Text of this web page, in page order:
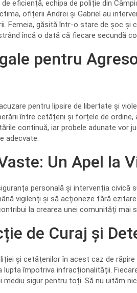
eficiență, echipa de poliție din
ofițerii Andrei și Gabriel au
Femeia, găsită într-o stare de șoc și
încă o dată că fiecare secundă
pentru
pentru lipsire de libertate și
între cetățeni și forțele de
continuă, iar probele adunate vor
adecvate.
Un Apel la
personală și intervenția civică
vigilenți și să acționeze fără
la crearea unei comunități mai
de Curaj și
și cetățenilor în acest caz de
împotriva infracționalității.
mediu sigur pentru toți. Să nu uităm